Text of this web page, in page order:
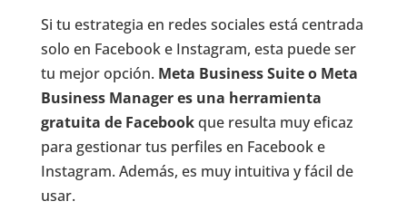
Si tu estrategia en redes sociales está centrada
solo en Facebook e Instagram, esta puede ser
tu mejor opción. Meta Business Suite o Meta
Business Manager es una herramienta
gratuita de Facebookque resulta muy eficaz
para gestionar tus perfiles en Facebook e
Instagram. Además, es muy intuitiva y fácil de
usar.